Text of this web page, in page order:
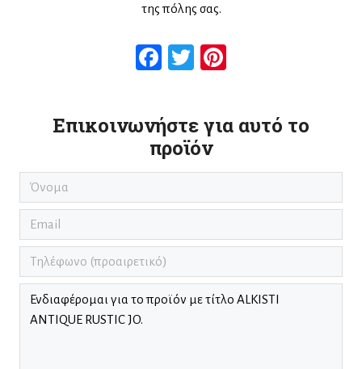
της πόλης σας.
Facebook
Twitter
Επικοινωνήστε για αυτό το
προϊόν